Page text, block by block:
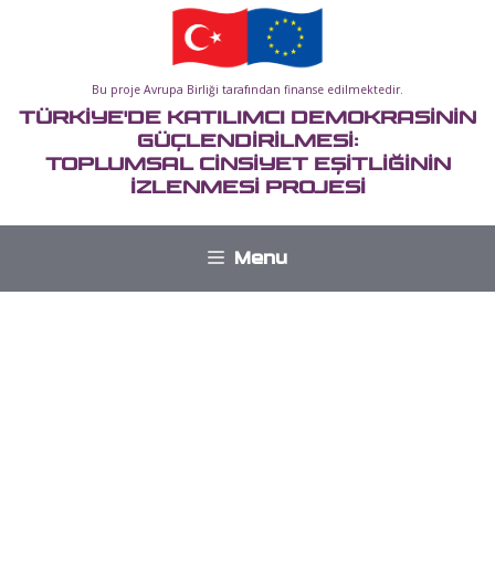
Bu proje Avrupa Birliği tarafından finanse edilmektedir.
TÜRKİYE'DE KATILIMCI DEMOKRASİNİN
GÜÇLENDİRİLMESİ:
TOPLUMSAL CİNSİYET EŞİTLİĞİNİN
İZLENMESİ PROJESİ
Menu